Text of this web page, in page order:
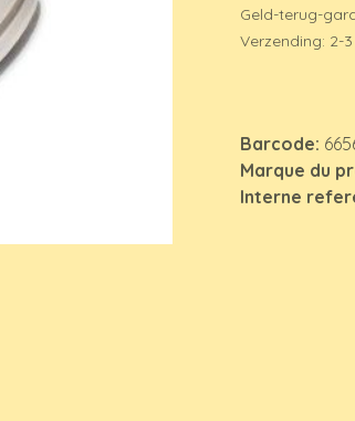
Geld-terug-
Verzending: 2-
Barcode:
Marque du
Interne